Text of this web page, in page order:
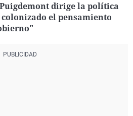
dirige la política
el pensamiento